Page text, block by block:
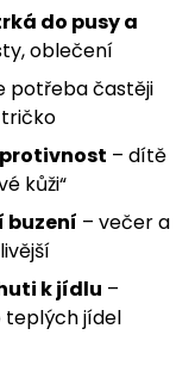
do pusy a
oblečení
potřeba častěji
– dítě
kůži“
buzení – večer a
k jídlu –
teplých jídel